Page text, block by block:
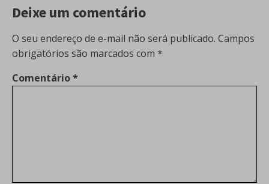
Deixe um comentário
O seu endereço de e-mail não será publicado. Campos
obrigatórios são marcados com *
Comentário*